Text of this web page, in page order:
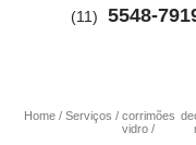
(11) 5548-
Home Serviços
corrimões de
vidro